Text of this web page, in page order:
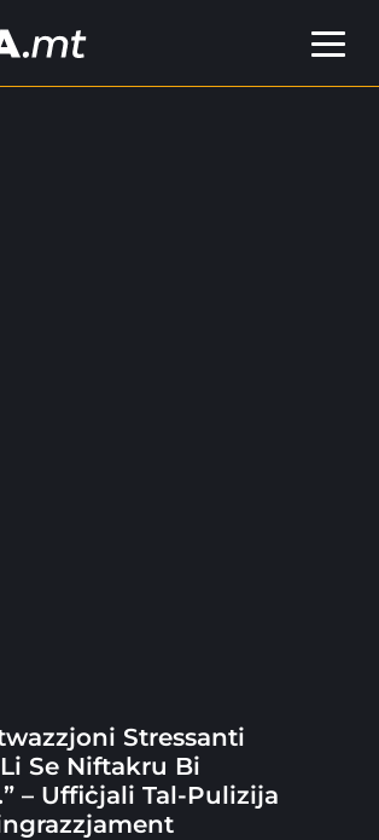
Stressanti
Se Niftakru Bi
– Uffiċjali Tal-Pulizija